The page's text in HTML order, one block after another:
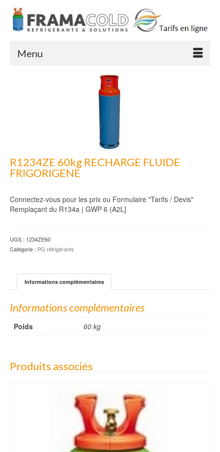
Menu
R1234ZE 60kg RECHARGE FLUIDE
FRIGORIGENE
Connectez-vous pour les prix ou Formulaire "Tarifs / Devis"
Remplaçant du R134a | GWP 6 (A2L]
UGS : 1234ZE60
Catégorie : PG réfrigérants
Informations complémentaires
Informations complémentaires
Poids 60 kg
Produits associés